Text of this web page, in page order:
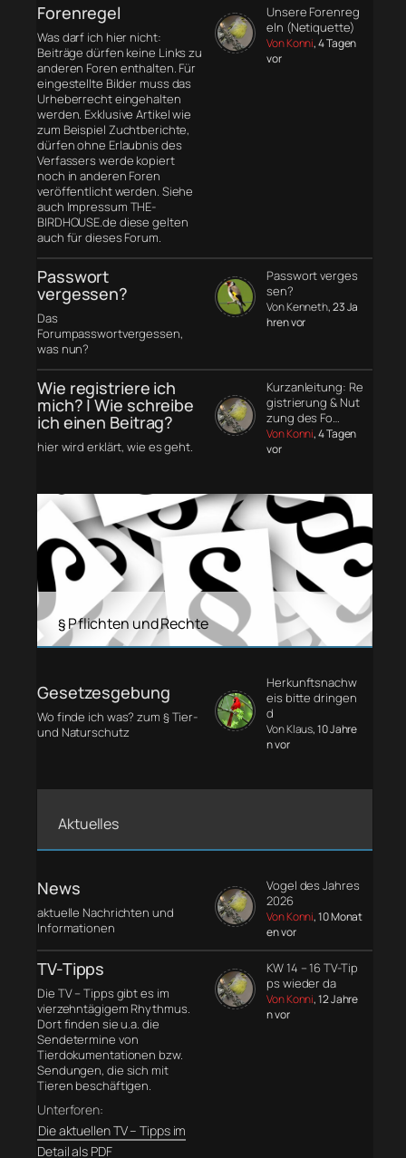
Forenregel
Was darf ich hier nicht:
Beiträge dürfen keine Links zu
anderen Foren enthalten. Für
eingestellte Bilder muss das
Urheberrecht eingehalten
werden. Exklusive Artikel wie
zum Beispiel Zuchtberichte,
dürfen ohne Erlaubnis des
Verfassers werde kopiert
noch in anderen Foren
veröffentlicht werden. Siehe
auch Impressum THE-
BIRDHOUSE.de diese gelten
auch für dieses Forum.
Unsere Forenreg
eln (Netiquette)
Von Konni, 4 Tagen
vor
Passwort
vergessen?
Das
Forumpasswortvergessen,
was nun?
Passwort verges
sen?
Von Kenneth, 23 Ja
hren vor
Wie registriere ich
mich? | Wie schreibe
ich einen Beitrag?
hier wird erklärt, wie es geht.
Kurzanleitung: Re
gistrierung & Nut
zung des Fo…
Von Konni, 4 Tagen
vor
§ Pflichten und Rechte
Gesetzesgebung
Wo finde ich was? zum § Tier-
und Naturschutz
Herkunftsnachw
eis bitte dringen
d
Von Klaus, 10 Jahre
n vor
Aktuelles
News
aktuelle Nachrichten und
Informationen
Vogel des Jahres
2026
Von Konni, 10 Monat
en vor
TV-Tipps
Die TV – Tipps gibt es im
vierzehntägigem Rhythmus.
Dort finden sie u.a. die
Sendetermine von
Tierdokumentationen bzw.
Sendungen, die sich mit
Tieren beschäftigen.
Unterforen:
Die aktuellen TV – Tipps im
Detail als PDF
KW 14 – 16 TV-Tip
ps wieder da
Von Konni, 12 Jahre
n vor